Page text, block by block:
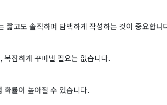
짧고도 솔직하며 담백하게 작성하는 것이 중요합니
복잡하게 꾸며낼 필요는 없습니다.
확률이 높아질 수 있습니다.